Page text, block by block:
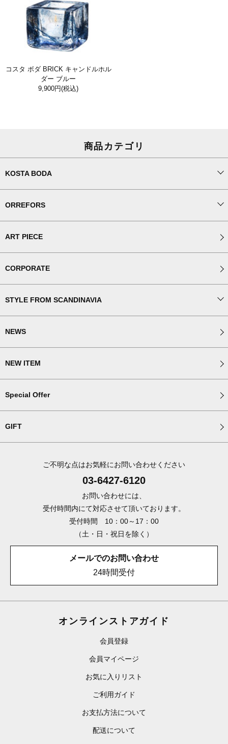
コスタ ボダ BRICK キャンドルホル
ダー ブルー
9,900円(税込)
商品カテゴリ
KOSTA BODA
ORREFORS
ART PIECE
CORPORATE
STYLE FROM SCANDINAVIA
NEWS
NEW ITEM
Special Offer
GIFT
ご不明な点はお気軽にお問い合わせください
03-6427-6120
お問い合わせには、
受付時間内にて対応させて頂いております。
受付時間 10：00～17：00
（土・日・祝日を除く）
メールでのお問い合わせ
24時間受付
オンラインストアガイド
会員登録
会員マイページ
お気に入りリスト
ご利用ガイド
お支払方法について
配送について